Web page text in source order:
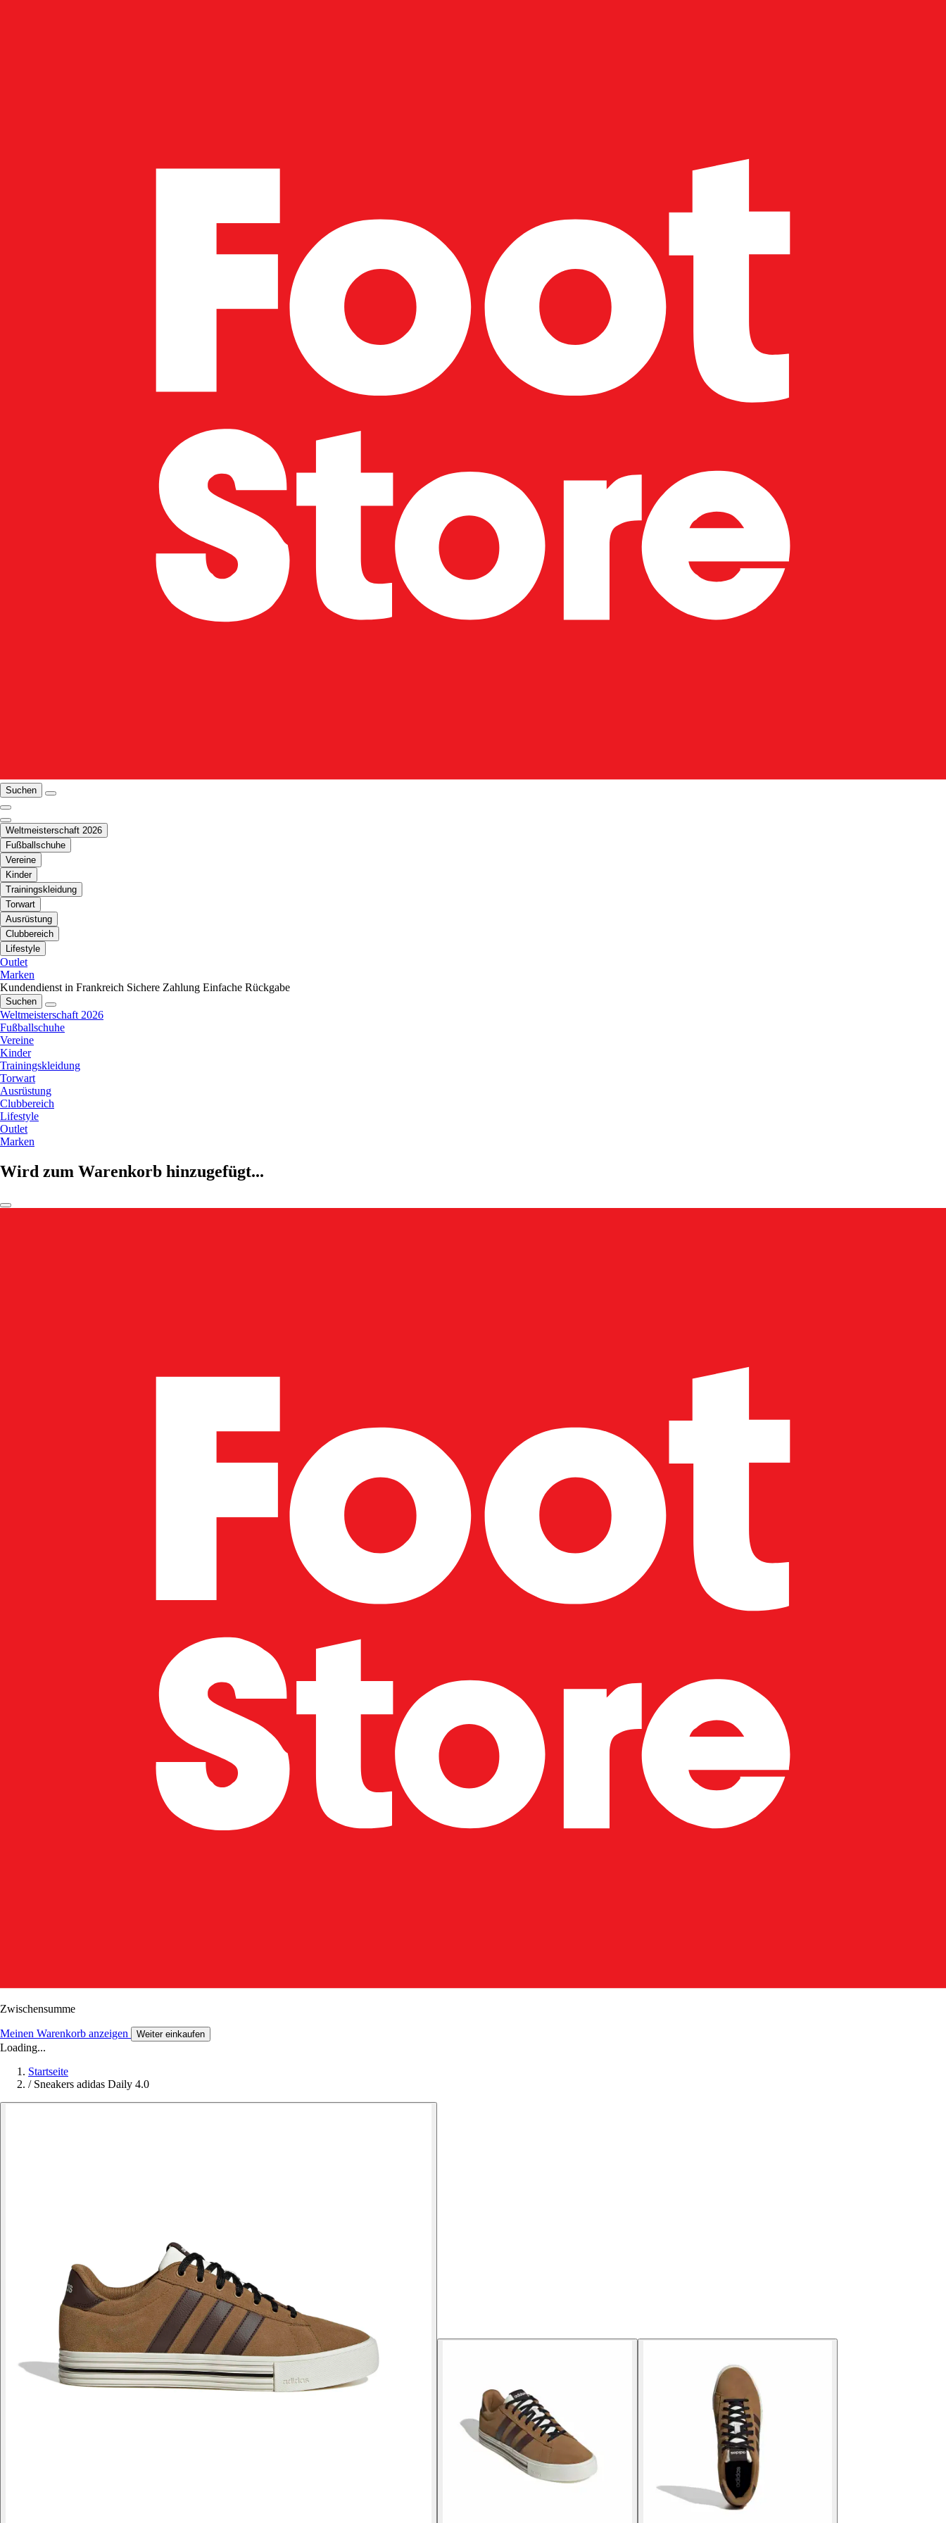
Suchen
Weltmeisterschaft 2026
Fußballschuhe
Vereine
Kinder
Trainingskleidung
Torwart
Ausrüstung
Clubbereich
Lifestyle
Outlet
Marken
Kundendienst in Frankreich Sichere Zahlung Einfache Rückgabe
Suchen
Weltmeisterschaft 2026
Fußballschuhe
Vereine
Kinder
Trainingskleidung
Torwart
Ausrüstung
Clubbereich
Lifestyle
Outlet
Marken
Wird zum Warenkorb hinzugefügt...
Zwischensumme
Meinen Warenkorb anzeigen Weiter einkaufen
Loading...
Startseite
/ Sneakers adidas Daily 4.0